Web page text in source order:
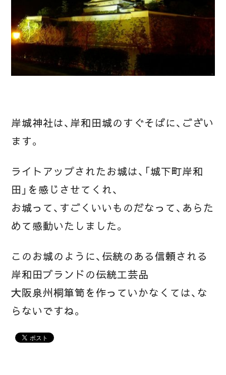
岸城神社は、岸和田城のすぐそばに、ござい
ます。
ライトアップされたお城は、「城下町岸和
田」を感じさせてくれ、
お城って、すごくいいものだなって、あらた
めて感動いたしました。
このお城のように、伝統のある信頼される
岸和田ブランドの伝統工芸品
大阪泉州桐箪笥を作っていかなくては、な
らないですね。